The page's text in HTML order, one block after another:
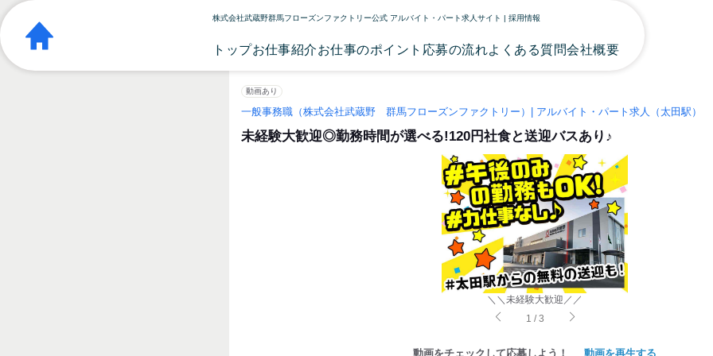
株式会社武蔵野群馬フローズンファクトリー公式 アルバイト・パート求人サイト | 採用情報
トップお仕事紹介お仕事のポイント 応募の流れよくある質問会社概要
動画あり
一般事務職（株式会社武蔵野 群馬フローズンファクトリー）| アルバイト・パート求人（太田駅）
未経験大歓迎◎勤務時間が選べる!120円社食と送迎バスあり♪
＼＼未経験大歓迎／／
1 /3
動画をチェックして応募しよう！ 動画を再生する